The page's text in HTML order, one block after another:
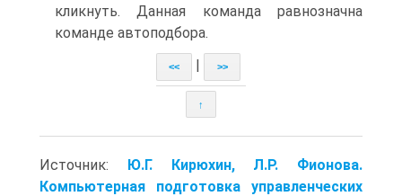
кликнуть. Данная команда равнозначна
команде автоподбора.
<< >>
↑
Источник: Ю.Г. Кирюхин, Л.Р. Фионова.
Компьютерная подготовка управленческих